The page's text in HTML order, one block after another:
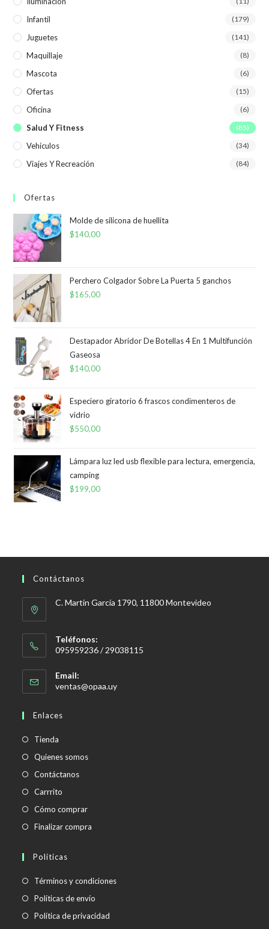
Infantil (179)
Juguetes (141)
Maquillaje (8)
Mascota (6)
Ofertas (15)
Oficina (6)
Salud Y Fitness (85)
Vehículos (34)
Viajes Y Recreación (84)
Ofertas
Molde de silicona de huellita
$140,00
Perchero Colgador Sobre La Puerta 5 ganchos
$165,00
Destapador Abridor De Botellas 4 En 1 Multifunción
Gaseosa
$140,00
Especiero giratorio 6 frascos condimenteros de
vidrio
$550,00
Lámpara luz led usb flexible para lectura, emergencia,
camping
$199,00
Contáctanos
C. Martín García 1790, 11800 Montevideo
Teléfonos:
095959236 / 29038115
Email:
ventas@opaa.uySe
Enlaces
Tienda
Quienes somos
Contáctanos
Carrrito
Cómo comprar
Finalizar compra
Políticas
Términos y condicionesSe
Políticas de envío
abre
Política de privacidad